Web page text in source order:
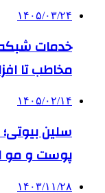
۱۴۰۵/۰۳/۲۴
مخاطب تا
۱۴۰۵/۰۲/۱۴
سلین
پوست و مو
۱۴۰۳/۱۱/۲۸